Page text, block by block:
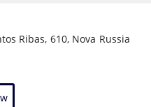
Ribas, 610, Nova Russia